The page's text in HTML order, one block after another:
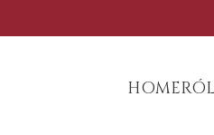
HOME